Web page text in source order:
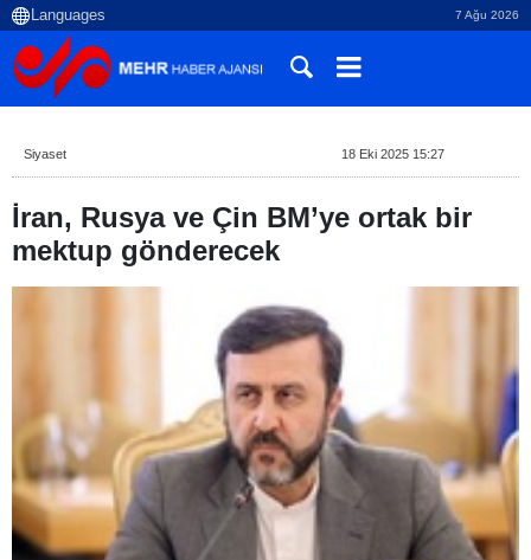
7 Ağu 2026
Siyaset 18 Eki 2025 15:27
İran, Rusya ve Çin BM’ye ortak bir
mektup gönderecek